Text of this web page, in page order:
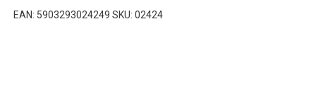
EAN: 5903293024249 SKU: 02424